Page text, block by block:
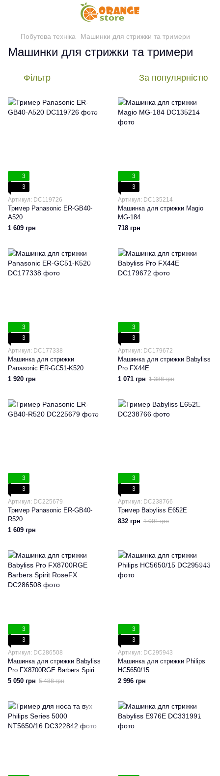
Побутова техніка Машинки для стрижки та тримери
Машинки для стрижки та тримери
Фільтр За популярністю
3
3
Артикул: DC119726
Тример Panasonic ER-GB40-
A520
1 609 грн
3
3
Артикул: DC135214
Машинка для стрижки Magio
MG-184
718 грн
3
3
Артикул: DC177338
Машинка для стрижки
Panasonic ER-GC51-K520
1 920 грн
3
3
Артикул: DC179672
Машинка для стрижки Babyliss
Pro FX44E
1 071 грн 1 388 грн
3
3
Артикул: DC225679
Тример Panasonic ER-GB40-
R520
1 609 грн
3
3
Артикул: DC238766
Тример Babyliss E652E
832 грн 1 001 грн
3
3
Артикул: DC286508
Машинка для стрижки Babyliss
Pro FX8700RGE Barbers Spirit
RoseFX
5 050 грн 5 488 грн
3
3
Артикул: DC295943
Машинка для стрижки Philips
HC5650/15
2 996 грн